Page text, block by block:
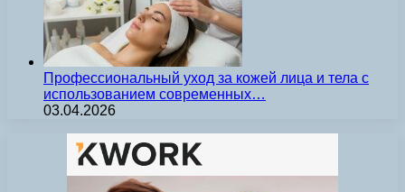
Профессиональный уход за кожей лица и тела с
использованием современных…
03.04.2026